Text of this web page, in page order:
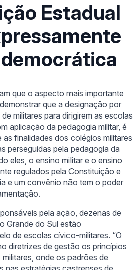
Estadual
que o aspecto mais importante
que a designação por
militares para dirigirem as escolas
aplicação da pedagogia militar, é
finalidades dos colégios militares
perseguidas pela pedagogia da
eles, o ensino militar e o ensino
regulados pela Constituição e
e um convênio não tem o poder
pela ação, dezenas de
Grande do Sul estão
de escolas cívico-militares. “O
diretrizes de gestão os princípios
onde os padrões de